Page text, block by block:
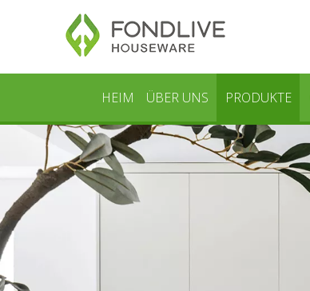
HEIM ÜBER UNS PRODUKTE